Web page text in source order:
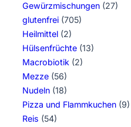
Gewürzmischungen (27)
glutenfrei (705)
Heilmittel (2)
Hülsenfrüchte (13)
Macrobiotik (2)
Mezze (56)
Nudeln (18)
Pizza und Flammkuchen (9)
Reis (54)